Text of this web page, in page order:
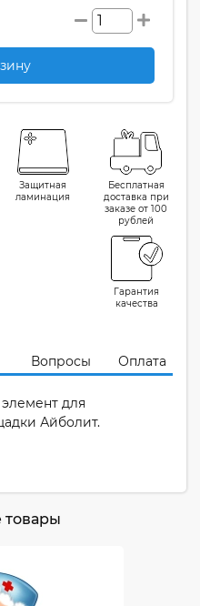
Защитная
ламинация
Бесплатная
доставка при
заказе от 100
рублей
Гарантия
качества
Вопросы Оплата
для
Айболит.